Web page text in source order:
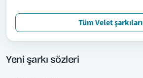
Tüm Velet şarkıları
Yeni şarkı sözleri